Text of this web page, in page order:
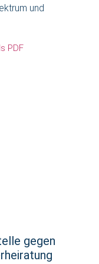
und
PDF
gegen